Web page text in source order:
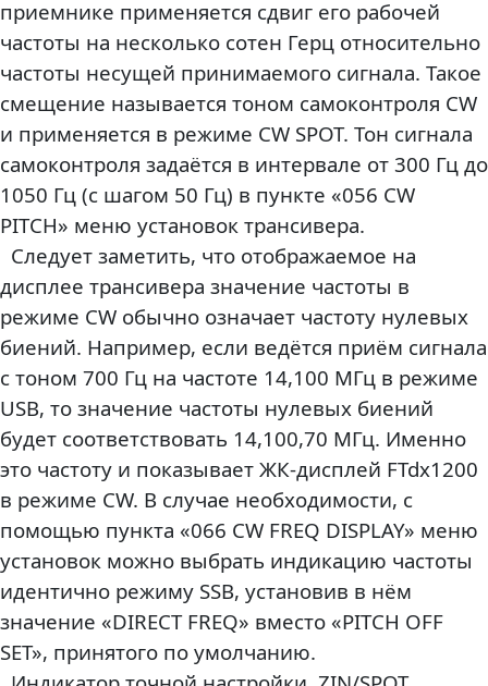
приемнике применяется сдвиг его рабочей
частоты на несколько сотен Герц относительно
частоты несущей принимаемого сигнала. Такое
смещение называется тоном самоконтроля CW
и применяется в режиме CW SPOT. Тон сигнала
самоконтроля задаётся в интервале от 300 Гц до
1050 Гц (с шагом 50 Гц) в пункте «056 CW
PITCH» меню установок трансивера.
Следует заметить, что отображаемое на
дисплее трансивера значение частоты в
режиме CW обычно означает частоту нулевых
биений. Например, если ведётся приём сигнала
с тоном 700 Гц на частоте 14,100 МГц в режиме
USB, то значение частоты нулевых биений
будет соответствовать 14,100,70 МГц. Именно
это частоту и показывает ЖК-дисплей FTdx1200
в режиме CW. В случае необходимости, c
помощью пункта «066 CW FREQ DISPLAY» меню
установок можно выбрать индикацию частоты
идентично режиму SSB, установив в нём
значение «DIRECT FREQ» вместо «PITCH OFF
SET», принятого по умолчанию.